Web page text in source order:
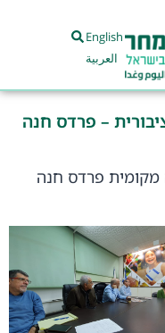
English
العربية
– פרדס חנה
פרדס חנה